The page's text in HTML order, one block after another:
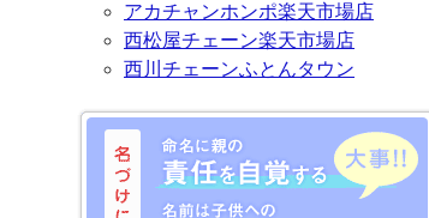
アカチャンホンポ楽天市場店
西松屋チェーン楽天市場店
西川チェーンふとんタウン